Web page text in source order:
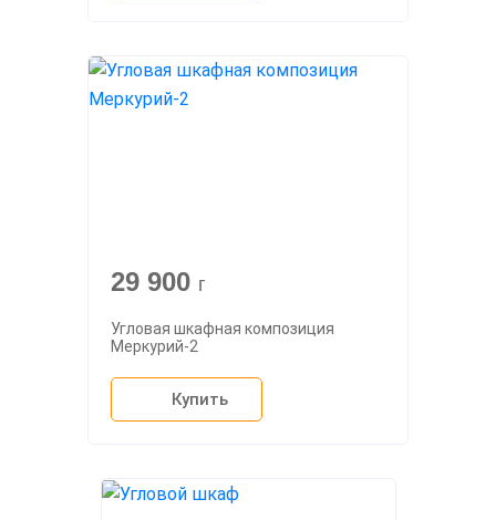
29 900 г
Угловая шкафная композиция
Меркурий-2
Купить